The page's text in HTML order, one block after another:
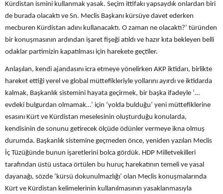
Kürdistan ismini kullanmak yasak. Seçim ittifakı yapsaydık onlardan biri
de burada olacaktı ve Sn. Meclis Başkanı kürsüye davet ederken
mecburen Kürdistan adını kullanacaktı. O zaman ne olacaktı?’ türünden
bir konuşmasının ardından işaret fişeği atıldı ve hazır kıta bekleyen belli
odaklar partimizin kapatılması için harekete geçtiler.
Anlaşılan, kendi ajandasını icra etmeye yönelirken AKP iktidarı, birlikte
hareket ettiği yerel ve global müttefikleriyle yollarını ayırdı ve iktidarda
kalmak, Başkanlık sistemini hayata geçirmek, bir başka ifadeyle ‘…
evdeki bulgurdan olmamak…’ için ‘yolda bulduğu’ yeni müttefiklerine
esasını Kürt ve Kürdistan meselesinin oluşturduğu konularda,
kendisinin de sonunu getirecek ölçüde ödünler vermeye ikna olmuş
durumda. Başkanlık sistemine geçmeden önce, yeniden yazılan Meclis
İç Tüzüğünde bunun işaretlerini bolca gördük. HDP Milletvekilleri
tarafından üstü ustaca örtülen bu huruç harekatının temeli ve yasal
dayanağı, sözde ‘kürsü dokunulmazlığı’ olan Meclis konuşmalarında
Kürt ve Kürdistan kelimelerinin kullanılmasının yasaklanmasıyla